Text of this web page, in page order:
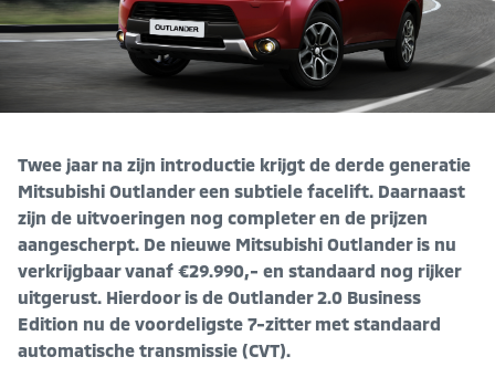
Twee jaar na zijn introductie krijgt de derde generatie
Mitsubishi Outlander een subtiele facelift. Daarnaast
zijn de uitvoeringen nog completer en de prijzen
aangescherpt. De nieuwe Mitsubishi Outlander is nu
verkrijgbaar vanaf €29.990,- en standaard nog rijker
uitgerust. Hierdoor is de Outlander 2.0 Business
Edition nu de voordeligste 7-zitter met standaard
automatische transmissie (CVT).